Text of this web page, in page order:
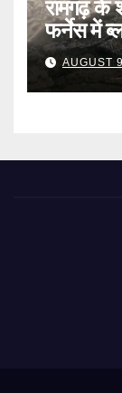
रामगढ़ के
फर्नेस में
AUGUST